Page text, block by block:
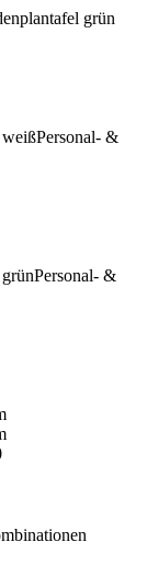
grün
weißPersonal- &
Personal- &